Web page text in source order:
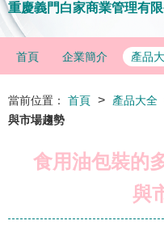
重慶義門白家商業管理有限
首頁 企業簡介 產品
當前位置： 首頁 > 產品大全
與市場趨勢
食用油包裝的
與